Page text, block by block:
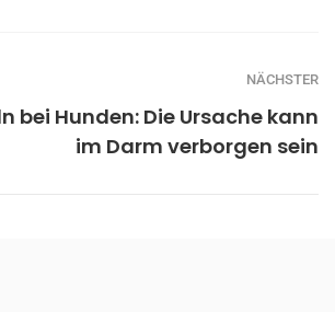
NÄCHSTER
bei Hunden: Die Ursache kann
im Darm verborgen sein